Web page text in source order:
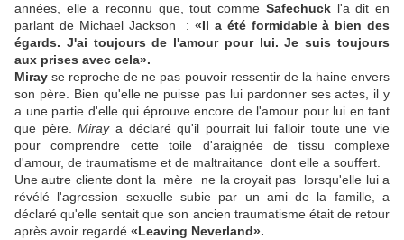
années, elle a reconnu que, tout comme Safechuckl'a dit en
parlant de Michael Jackson : «Il a été formidable à bien des
égards. J'ai toujours de l'amour pour lui. Je suis toujours
aux prises avec cela».
Miray se reproche de ne pas pouvoir ressentir de la haine envers
son père. Bien qu'elle ne puisse pas lui pardonner ses actes, il y
a une partie d'elle qui éprouve encore de l'amour pour lui en tant
que père.Miraya déclaré qu'il pourrait lui falloir toute une vie
pour comprendre cette toile d'araignée de tissu complexe
d'amour, de traumatisme et de maltraitance dont elle a souffert.
Une autre cliente dont la mère ne la croyait pas lorsqu'elle lui a
révélé l'agression sexuelle subie par un ami de la famille, a
déclaré qu'elle sentait que son ancien traumatisme était de retour
après avoir regardé «Leaving Neverland».